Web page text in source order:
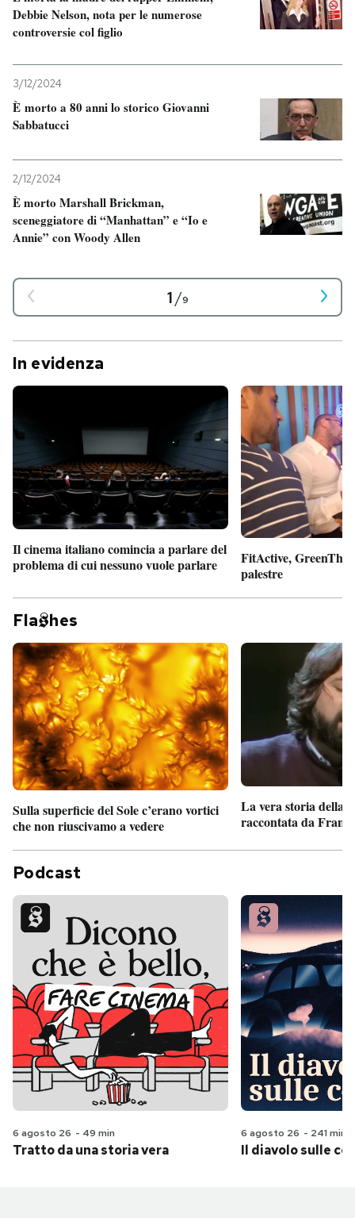
Debbie Nelson, nota per le numerose
controversie col figlio
3/12/2024
È morto a 80 anni lo storico Giovanni
Sabbatucci
2/12/2024
È morto Marshall Brickman,
sceneggiatore di “Manhattan” e “Io e
Annie” con Woody Allen
1/9
In evidenza
Il cinema italiano comincia a parlare del
problema di cui nessuno vuole parlare
FitActive,
palestre
Fla hes
Sulla superficie del Sole c’erano vortici
che non riuscivamo a vedere
La vera storia della
raccontata da
Podcast
6 agosto 26 - 49 min
Tratto da una storia vera
6 agosto 26 - 241 min
Il diavolo sulle